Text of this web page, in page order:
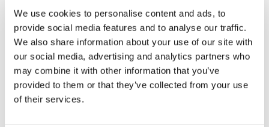
We use cookies to personalise content and ads, to
provide social media features and to analyse our traffic.
We also share information about your use of our site with
our social media, advertising and analytics partners who
may combine it with other information that you’ve
provided to them or that they’ve collected from your use
of their services.
TOURELLE
HEURES
16520
FLÈCHE PRINCIPALE
40,5m